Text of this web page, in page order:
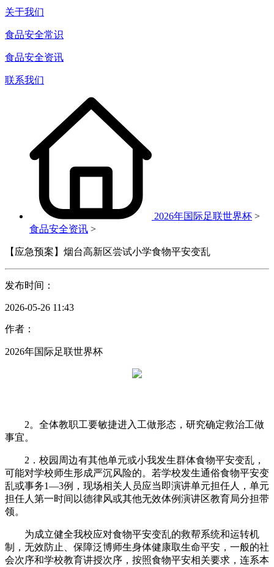
关于我们
食品安全常识
食品安全资讯
联系我们
2026年国际足联世界杯 >
食品安全资讯 >
【应急预案】烟台高新区尝试小学食物平安变乱
发布时间：
2026-05-26 11:43
作者：
2026年国际足联世界杯
2。全体教职工要敏捷进入工做形态，研究确定救治工做
事宜。
2．校园周边有其他单元或小我发生群体食物平安变乱，
可能对学校师生形成严沉风险的。若学校发生通俗食物平安变
乱或事务1—3例，现场相关人员应当即演讲单元担任人，单元
担任人第一时间以德律风或其他无效体例演讲区教育局分担带
领。
为成立健全我校应对食物平安变乱的救帮系统和运转机
制，无效防止、保障泛博师生身体健康取生命平安，一般的社
会次序和学校教育讲授次序，按照食物平安相关要求，连系本